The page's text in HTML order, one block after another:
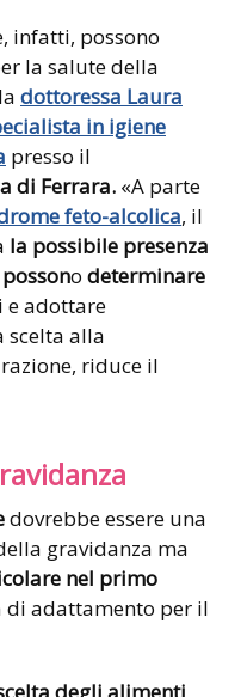
infatti, possono
la salute della
dottoressa Laura
in igiene
presso il
di Ferrara. «A parte
feto-alcolica, il
la possibile presenza
o determinare
e adottare
alla
riduce il
dovrebbe essere una
gravidanza ma
nel primo
di adattamento per il
degli alimenti,